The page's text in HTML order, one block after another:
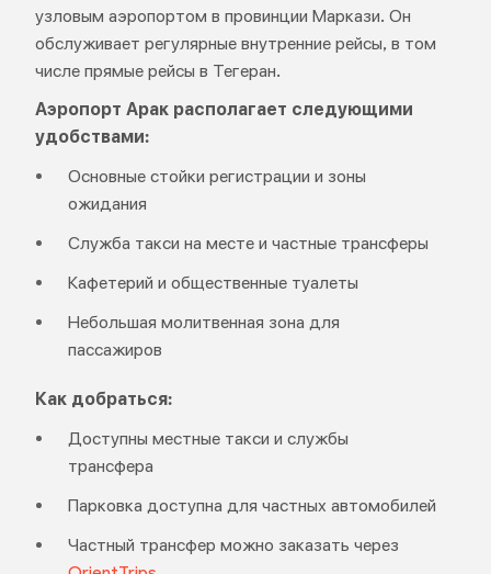
узловым аэропортом в провинции Маркази. Он
обслуживает регулярные внутренние рейсы, в том
числе прямые рейсы в Тегеран.
Аэропорт Арак располагает следующими
удобствами:
Основные стойки регистрации и зоны
ожидания
Служба такси на месте и частные трансферы
Кафетерий и общественные туалеты
Небольшая молитвенная зона для
пассажиров
Как добраться:
Доступны местные такси и службы
трансфера
Парковка доступна для частных автомобилей
Частный трансфер можно заказать через